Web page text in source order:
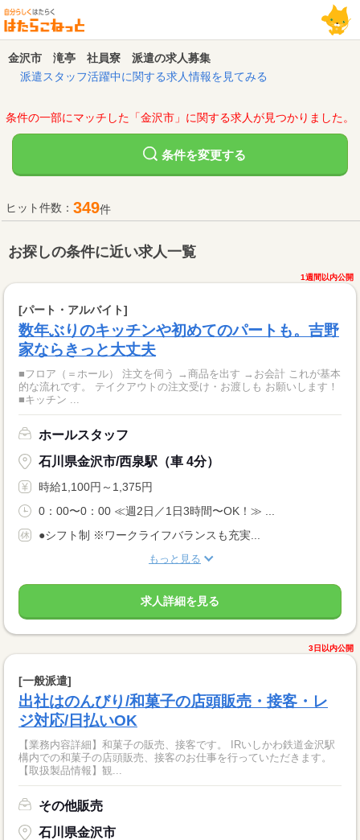
金沢市 滝亭 社員寮 派遣の求人募集
派遣スタッフ活躍中に関する求人情報を見てみる
条件の一部にマッチした「金沢市」に関する求人が見つかりました。
条件を変更する
ヒット件数： 349件
お探しの条件に近い求人一覧
1週間以内公開
[パート・アルバイト]
数年ぶりのキッチンや初めてのパートも。吉野
家ならきっと大丈夫
■フロア（＝ホール） 注文を伺う →商品を出す →お会計 これが基本
的な流れです。 テイクアウトの注文受け・お渡しも お願いします！
■キッチン ...
ホールスタッフ
石川県金沢市/西泉駅（車 4分）
時給1,100円～1,375円
0：00〜0：00 ≪週2日／1日3時間〜OK！≫ ...
●シフト制 ※ワークライフバランスも充実...
もっと見る
求人詳細を見る
3日以内公開
[一般派遣]
出社はのんびり/和菓子の店頭販売・接客・レ
ジ対応/日払いOK
【業務内容詳細】和菓子の販売、接客です。 IRいしかわ鉄道金沢駅
構内での和菓子の店頭販売、接客のお仕事を行っていただきます。
【取扱製品情報】観...
その他販売
石川県金沢市